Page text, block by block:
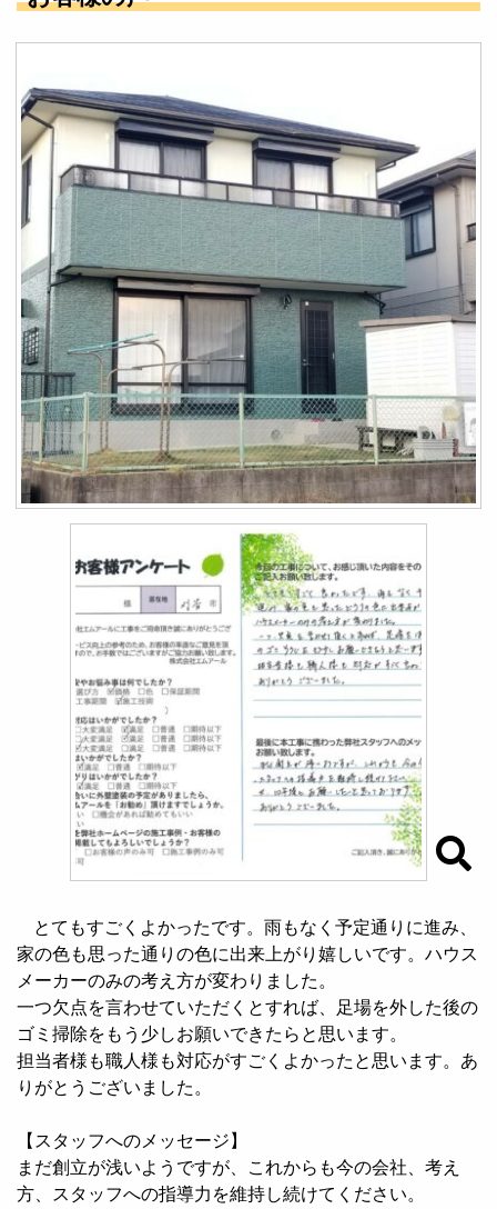
とてもすごくよかったです。雨もなく予定通りに進み、
家の色も思った通りの色に出来上がり嬉しいです。ハウス
メーカーのみの考え方が変わりました。
一つ欠点を言わせていただくとすれば、足場を外した後の
ゴミ掃除をもう少しお願いできたらと思います。
担当者様も職人様も対応がすごくよかったと思います。あ
りがとうございました。
【スタッフへのメッセージ】
まだ創立が浅いようですが、これからも今の会社、考え
方、スタッフへの指導力を維持し続けてください。